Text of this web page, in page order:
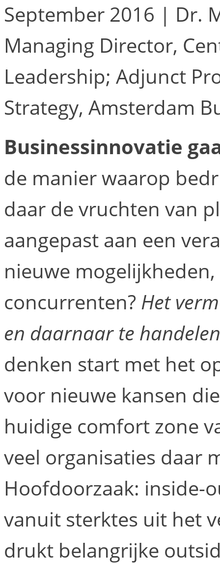
September 2016 | Dr.
Managing Director,
Leadership; Adjunct
Strategy, Amsterdam
Businessinnovatie
de manier waarop
daar de vruchten van
aangepast aan een
nieuwe
concurrenten? Het
en daarnaar te
denken start met het
voor nieuwe kansen
huidige comfort zone
veel organisaties daar
Hoofdoorzaak: inside-
vanuit sterktes uit het
drukt belangrijke